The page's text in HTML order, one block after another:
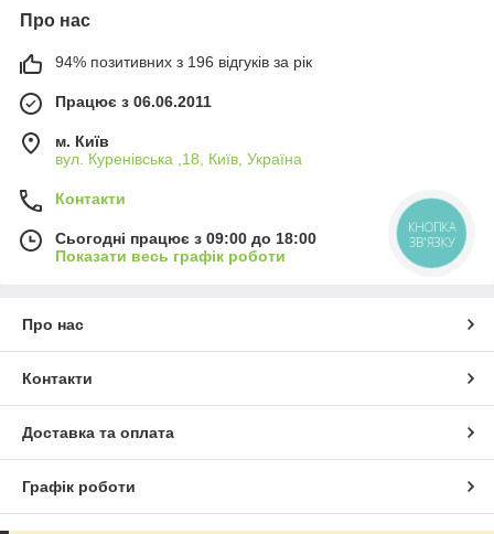
Про нас
94% позитивних з 196 відгуків за рік
Працює з 06.06.2011
м. Київ
вул. Куренівська ,18, Київ, Україна
Контакти
Сьогодні працює з 09:00 до 18:00
Показати весь графік роботи
Про нас
Контакти
Доставка та оплата
Графік роботи
КНОПКА
ЗВ'ЯЗКУ